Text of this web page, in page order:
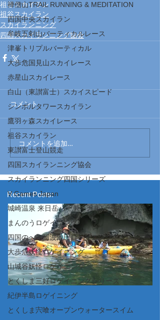
禅僧山TRAIL RUNNING & MEDITATION
四国中央スカイラン
牟岐五剣山バーティカルレース
津峯トリプルバーティカル
大歩危国見山スカイレース
赤星山スカイレース
白山（東讃富士）スカイスピード
シンボルタワースカイラン
鷹羽ヶ森スカイレース
祖谷スカイラン
東讃富士登山競走
四国スカイランニング協会
スカイランニング四国シリーズ
V Games Japan
城崎温泉 来日岳バーティカルレース
まんのうロゲイニング
四国のへそ阿波池田ロゲイニング
大歩危妖怪ロゲイニング
山城谷妖怪ロゲイニング
とくしま三好ロゲイニングシリーズ
紀伊半島ロゲイニング
とくしま宍喰オープンウォータースイム
祖谷スカイラン
祖谷スカイラン
スカイランニング
四国スカイランニング協会
コメント
コメントを追加…
Recent Posts: